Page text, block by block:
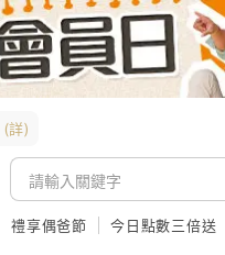
(詳)
禮享偶爸節 今日點數三倍送